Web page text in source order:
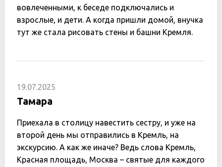
вовлеченными, к беседе подключались и
взрослые, и дети. А когда пришли домой, внучка
тут же стала рисовать стены и башни Кремля.
19.07.2025
Тамара
Приехала в столицу навестить сестру, и уже на
второй день мы отправились в Кремль, на
экскурсию. А как же иначе? Ведь слова Кремль,
Красная площадь, Москва – святые для каждого